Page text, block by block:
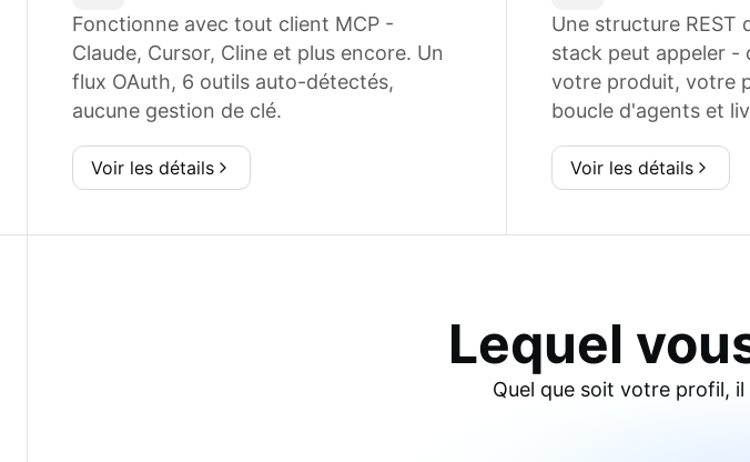
Fonctionne avec tout client MCP -
Claude, Cursor, Cline et plus encore. Un
flux OAuth, 6 outils auto-détectés,
aucune gestion de clé.
Voir les détails
Une structure REST
stack peut appeler -
votre produit, votre
boucle d'agents et
Voir les détails
Lequel
Quel que soit votre profil,